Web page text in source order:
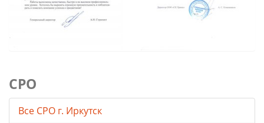
СРО
Все СРО г. Иркутск